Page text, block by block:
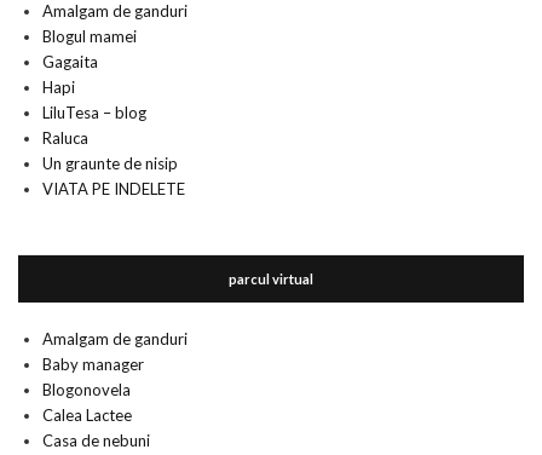
Amalgam de ganduri
Blogul mamei
Gagaita
Hapi
LiluTesa – blog
Raluca
Un graunte de nisip
VIATA PE INDELETE
parcul virtual
Amalgam de ganduri
Baby manager
Blogonovela
Calea Lactee
Casa de nebuni